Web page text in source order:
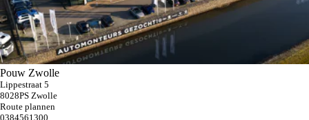
Pouw Zwolle
Lippestraat 5
8028PS Zwolle
Route plannen
0384561300